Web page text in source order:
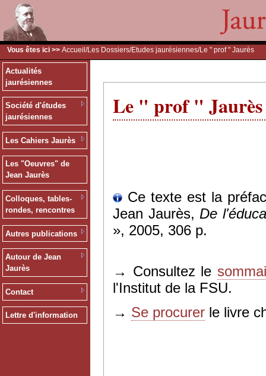
Vous êtes ici >> Accueil /Les Dossiers/Etudes jaurésiennes/Le " prof " Jaurès
Actualités
jaurésiennes
Société d'études
jaurésiennes
Les Cahiers Jaurès
Les "Oeuvres" de
Jean Jaurès
Colloques, tables-
rondes, rencontres
Autres publications
Autour de Jean
Jaurès
Contact
Lettre d'information
Le " prof " Jaurès
Ce texte est la
Jean Jaurès, De
», 2005, 306 p.
→ Consultez le
l'Institut de la FSU.
→ Se procurer le livre